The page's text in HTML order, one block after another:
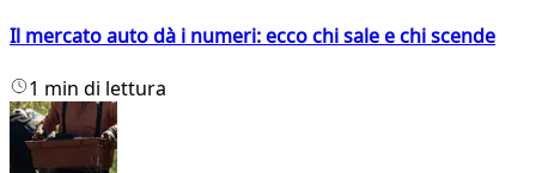
Il mercato auto dà i numeri: ecco chi sale e chi scende
1 min di lettura